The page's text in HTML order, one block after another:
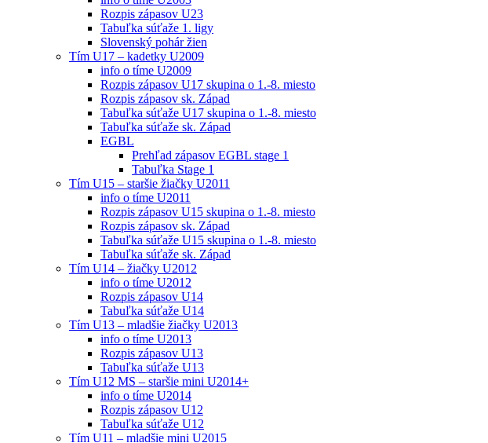
Rozpis zápasov U23
Tabuľka súťaže 1. ligy
Slovenský pohár žien
Tím U17 – kadetky U2009
info o tíme U2009
Rozpis zápasov U17 skupina o 1.-8. miesto
Rozpis zápasov sk. Západ
Tabuľka súťaže U17 skupina o 1.-8. miesto
Tabuľka súťaže sk. Západ
EGBL
Prehľad zápasov EGBL stage 1
Tabuľka Stage 1
Tím U15 – staršie žiačky U2011
info o tíme U2011
Rozpis zápasov U15 skupina o 1.-8. miesto
Rozpis zápasov sk. Západ
Tabuľka súťaže U15 skupina o 1.-8. miesto
Tabuľka súťaže sk. Západ
Tím U14 – žiačky U2012
info o tíme U2012
Rozpis zápasov U14
Tabuľka súťaže U14
Tím U13 – mladšie žiačky U2013
info o tíme U2013
Rozpis zápasov U13
Tabuľka súťaže U13
Tím U12 MS – staršie mini U2014+
info o tíme U2014
Rozpis zápasov U12
Tabuľka súťaže U12
Tím U11 – mladšie mini U2015